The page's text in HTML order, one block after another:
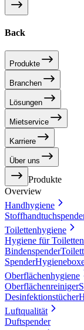
Back
Produkte
Branchen
Lösungen
Mietservice
Karriere
Über uns
Produkte
Overview
Handhygiene
Toilettenhygiene
Hygiene für
Bindenspender
Spender
Oberflächenhygiene
Oberflächenreiniger
Desinfektionstücher
Luftqualität
Duftspender